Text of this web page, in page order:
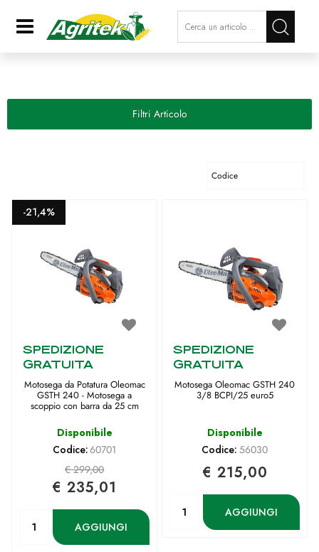
Open La modifica di un filtro
Filtri Articolo
-21,4%
SPEDIZIONE
GRATUITA
Motosega da Potatura Oleomac
GSTH 240 - Motosega a
scoppio con barra da 25 cm
Disponibile
Codice:60701
€ 299,00
€ 235,01
AGGIUNGI
SPEDIZIONE
GRATUITA
Motosega Oleomac GSTH 240
3/8 BCPI/25 euro5
Disponibile
Codice: 56030
€ 215,00
AGGIUNGI